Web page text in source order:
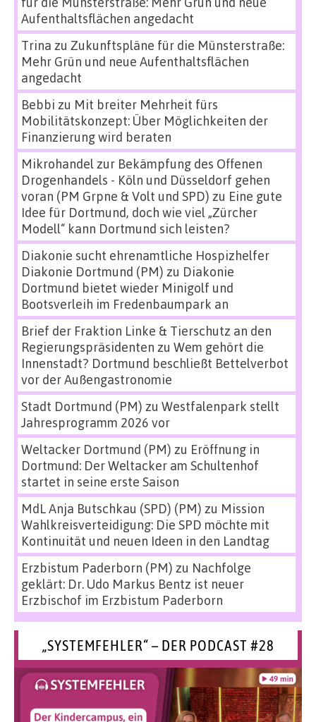
Aufenthaltsflächen angedacht
Trina zu Zukunftspläne für die Münsterstraße:
Mehr Grün und neue Aufenthaltsflächen
angedacht
Bebbi zu Mit breiter Mehrheit fürs
Mobilitätskonzept: Über Möglichkeiten der
Finanzierung wird beraten
Mikrohandel zur Bekämpfung des Offenen
Drogenhandels - Köln und Düsseldorf gehen
voran (PM Grpne & Volt und SPD) zu Eine gute
Idee für Dortmund, doch wie viel „Zürcher
Modell“ kann Dortmund sich leisten?
Diakonie sucht ehrenamtliche Hospizhelfer
Diakonie Dortmund (PM) zu Diakonie
Dortmund bietet wieder Minigolf und
Bootsverleih im Fredenbaumpark an
Brief der Fraktion Linke & Tierschutz an den
Regierungspräsidenten zu Wem gehört die
Innenstadt? Dortmund beschließt Bettelverbot
vor der Außengastronomie
Stadt Dortmund (PM) zu Westfalenpark stellt
Jahresprogramm 2026 vor
Weltacker Dortmund (PM) zu Eröffnung in
Dortmund: Der Weltacker am Schultenhof
startet in seine erste Saison
MdL Anja Butschkau (SPD) (PM) zu Mission
Wahlkreisverteidigung: Die SPD möchte mit
Kontinuität und neuen Ideen in den Landtag
Erzbistum Paderborn (PM) zu Nachfolge
geklärt: Dr. Udo Markus Bentz ist neuer
Erzbischof im Erzbistum Paderborn
„SYSTEMFEHLER“ – DER PODCAST #28